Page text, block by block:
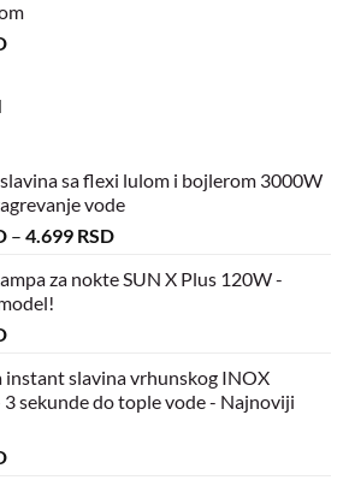
sa flexi lulom i bojlerom 3000W
vode
– 4.699 RSD
za nokte SUN X Plus 120W -
instant slavina vrhunskog INOX
sekunde do tople vode - Najnoviji